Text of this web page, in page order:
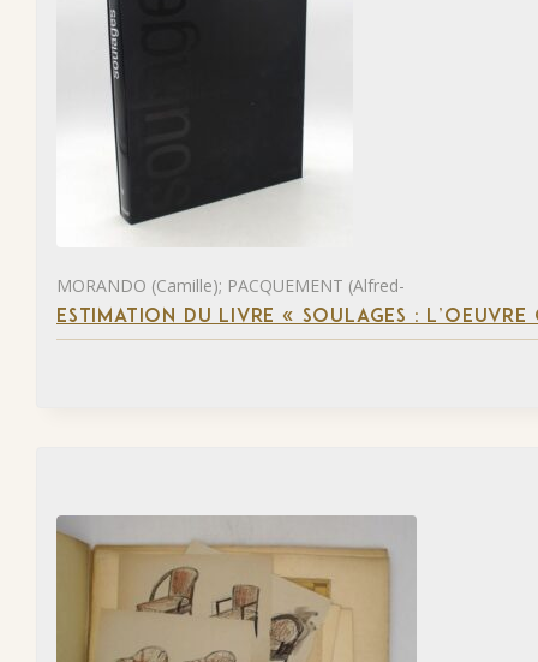
MORANDO (Camille); PACQUEMENT (Alfred-
ESTIMATION DU LIVRE « SOULAGES :